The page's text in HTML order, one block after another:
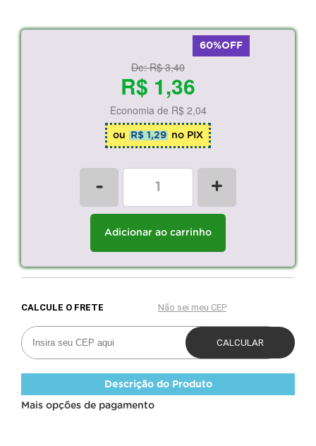
60%OFF
De:R$ 3,40
R$ 1,36
Economia de R$ 2,04
ou R$ 1,29 no PIX
- +
Adicionar ao carrinho
Descrição do Produto
Mais opções de pagamento